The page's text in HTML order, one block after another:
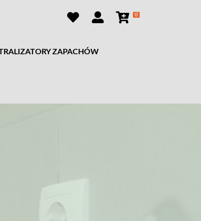
0
ZAPACHÓW